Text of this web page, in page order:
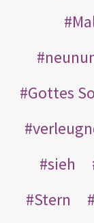
Gottes
sieh
Stern